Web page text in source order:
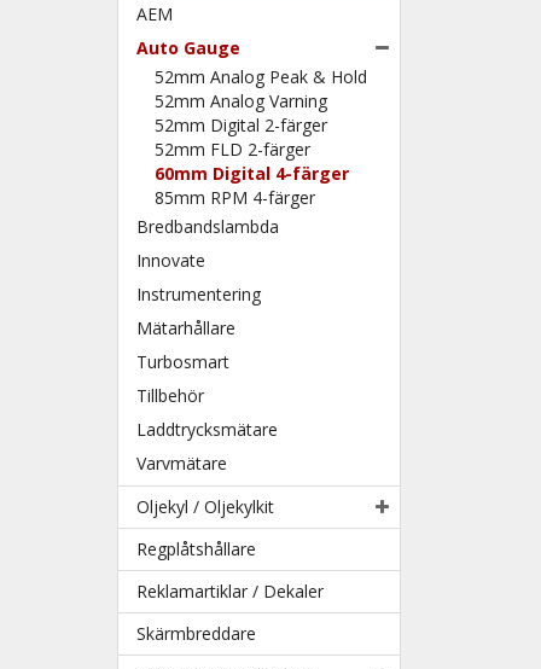
AEM
Auto Gauge
52mm Analog Peak & Hold
52mm Analog Varning
52mm Digital 2-färger
52mm FLD 2-färger
60mm Digital 4-färger
85mm RPM 4-färger
Bredbandslambda
Innovate
Instrumentering
Mätarhållare
Turbosmart
Tillbehör
Laddtrycksmätare
Varvmätare
Oljekyl / Oljekylkit
Regplåtshållare
Reklamartiklar / Dekaler
Skärmbreddare